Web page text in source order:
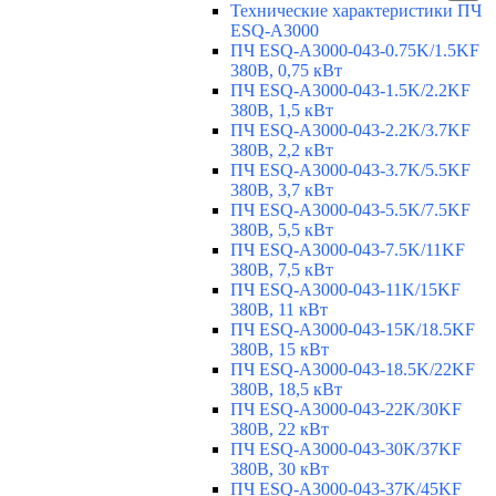
Технические характеристики ПЧ
ESQ-A3000
ПЧ ESQ-A3000-043-0.75K/1.5KF
380В, 0,75 кВт
ПЧ ESQ-A3000-043-1.5K/2.2KF
380В, 1,5 кВт
ПЧ ESQ-A3000-043-2.2K/3.7KF
380В, 2,2 кВт
ПЧ ESQ-A3000-043-3.7K/5.5KF
380В, 3,7 кВт
ПЧ ESQ-A3000-043-5.5K/7.5KF
380В, 5,5 кВт
ПЧ ESQ-A3000-043-7.5K/11KF
380В, 7,5 кВт
ПЧ ESQ-A3000-043-11K/15KF
380В, 11 кВт
ПЧ ESQ-A3000-043-15K/18.5KF
380В, 15 кВт
ПЧ ESQ-A3000-043-18.5K/22KF
380В, 18,5 кВт
ПЧ ESQ-A3000-043-22K/30KF
380В, 22 кВт
ПЧ ESQ-A3000-043-30K/37KF
380В, 30 кВт
ПЧ ESQ-A3000-043-37K/45KF